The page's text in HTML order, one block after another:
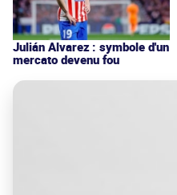
Julián Alvarez : symbole d'un
mercato devenu fou